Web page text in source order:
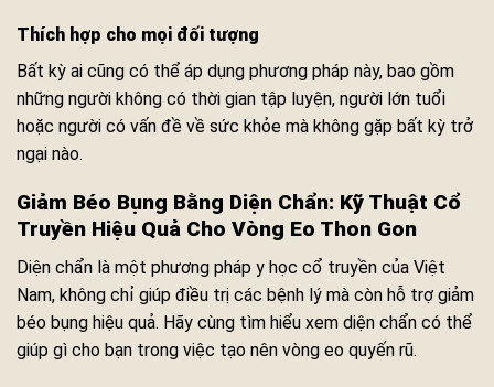
Thích hợp cho mọi đối tượng
Bất kỳ ai cũng có thể áp dụng phương pháp này, bao gồm
những người không có thời gian tập luyện, người lớn tuổi
hoặc người có vấn đề về sức khỏe mà không gặp bất kỳ trở
ngại nào.
Giảm Béo Bụng Bằng Diện Chẩn: Kỹ Thuật Cổ
Truyền Hiệu Quả Cho Vòng Eo Thon Gon
Diện chẩn là một phương pháp y học cổ truyền của Việt
Nam, không chỉ giúp điều trị các bệnh lý mà còn hỗ trợ giảm
béo bụng hiệu quả. Hãy cùng tìm hiểu xem diện chẩn có thể
giúp gì cho bạn trong việc tạo nên vòng eo quyến rũ.